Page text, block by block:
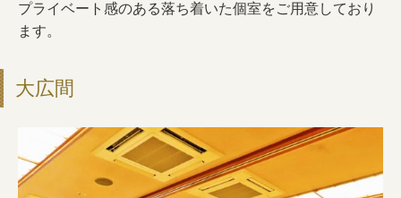
プライベート感のある落ち着いた個室をご用意しており
ます。
大広間